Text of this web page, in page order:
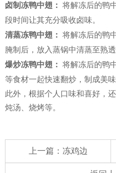
卤制冻鸭中翅： 将解冻后的鸭
段时间让其充分吸收卤味。
清蒸冻鸭中翅： 将解冻后的鸭
腌制后，放入蒸锅中清蒸至熟
爆炒冻鸭中翅： 将解冻后的鸭
等食材一起快速翻炒，制成美味
此外，根据个人口味和喜好，
炖汤、烧烤等。
上一篇： 冻鸡边